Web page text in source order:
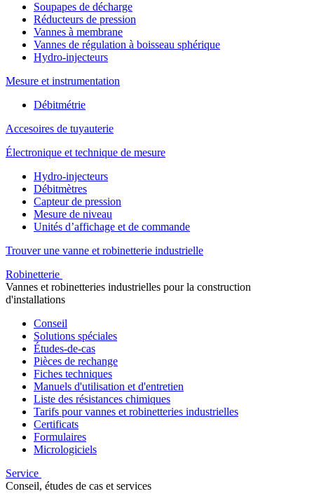
Soupapes de décharge
Réducteurs de pression
Vannes à membrane
Vannes de régulation à boisseau sphérique
Hydro-injecteurs
Mesure et instrumentation
Débitmétrie
Accesoires de tuyauterie
Électronique et technique de mesure
Hydro-injecteurs
Débitmètres
Capteur de pression
Mesure de niveau
Unités d’affichage et de commande
Trouver une vanne et robinetterie industrielle
Robinetterie
Vannes et robinetteries industrielles pour la construction
d'installations
Conseil
Solutions spéciales
Études-de-cas
Pièces de rechange
Fiches techniques
Manuels d'utilisation et d'entretien
Liste des résistances chimiques
Tarifs pour vannes et robinetteries industrielles
Certificats
Formulaires
Micrologiciels
Service
Conseil, études de cas et services